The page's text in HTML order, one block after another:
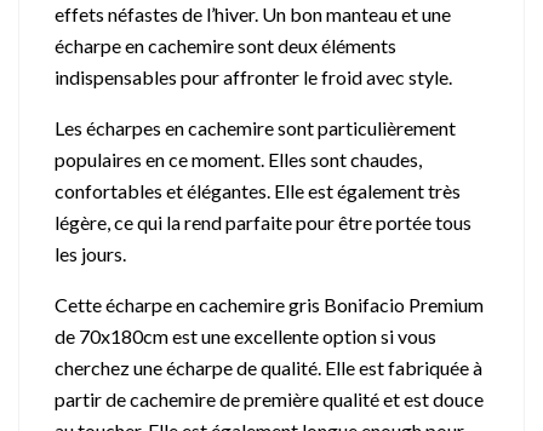
effets néfastes de l’hiver. Un bon manteau et une
écharpe en cachemire sont deux éléments
indispensables pour affronter le froid avec style.
Les écharpes en cachemire sont particulièrement
populaires en ce moment. Elles sont chaudes,
confortables et élégantes. Elle est également très
légère, ce qui la rend parfaite pour être portée tous
les jours.
Cette écharpe en cachemire gris Bonifacio Premium
de 70x180cm est une excellente option si vous
cherchez une écharpe de qualité. Elle est fabriquée à
partir de cachemire de première qualité et est douce